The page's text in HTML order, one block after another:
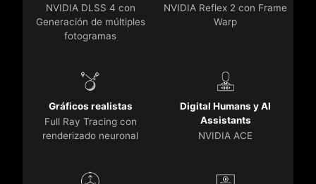
NVIDIA DLSS 4 con
Generación de múltiples
fotogramas
NVIDIA Reflex 2 con Frame
Warp
Gráficos realistas
Full Ray Tracing con
renderizado neuronal
Digital Humans y AI
Assistants
NVIDIA ACE